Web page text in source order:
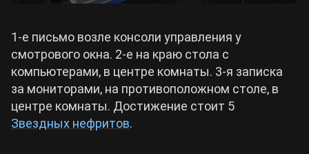
1-е письмо возле консоли управления у
смотрового окна. 2-е на краю стола с
компьютерами, в центре комнаты. 3-я записка
за мониторами, на противоположном столе, в
центре комнаты. Достижение стоит 5
Звездных нефритов.